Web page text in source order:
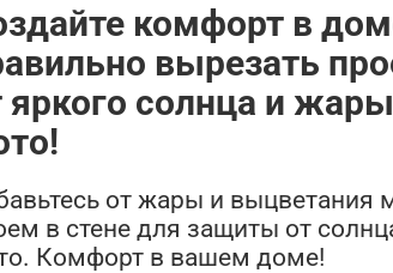
комфорт в
вырезать
яркого солнца и
от жары и выцветания
в стене для защиты от
Комфорт в вашем доме!